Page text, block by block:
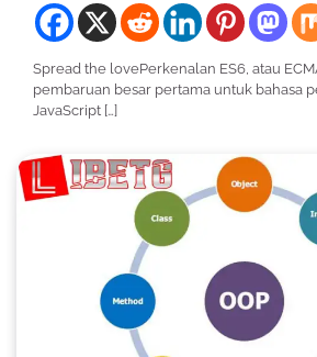
Spread the lovePerkenalan ES6, atau
pembaruan besar pertama untuk bahasa
JavaScript […]